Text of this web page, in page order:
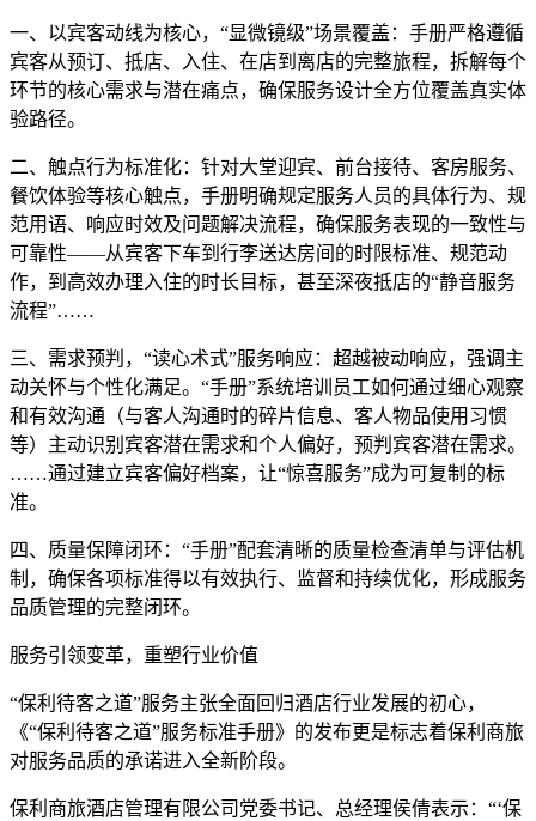
一、以宾客动线为核心，“显微镜级”场景覆盖：手册严格遵循
宾客从预订、抵店、入住、在店到离店的完整旅程，拆解每个
环节的核心需求与潜在痛点，确保服务设计全方位覆盖真实体
验路径。
二、触点行为标准化：针对大堂迎宾、前台接待、客房服务、
餐饮体验等核心触点，手册明确规定服务人员的具体行为、规
范用语、响应时效及问题解决流程，确保服务表现的一致性与
可靠性——从宾客下车到行李送达房间的时限标准、规范动
作，到高效办理入住的时长目标，甚至深夜抵店的“静音服务
流程”……
三、需求预判，“读心术式”服务响应：超越被动响应，强调主
动关怀与个性化满足。“手册”系统培训员工如何通过细心观察
和有效沟通（与客人沟通时的碎片信息、客人物品使用习惯
等）主动识别宾客潜在需求和个人偏好，预判宾客潜在需求。
……通过建立宾客偏好档案，让“惊喜服务”成为可复制的标
准。
四、质量保障闭环：“手册”配套清晰的质量检查清单与评估机
制，确保各项标准得以有效执行、监督和持续优化，形成服务
品质管理的完整闭环。
服务引领变革，重塑行业价值
“保利待客之道”服务主张全面回归酒店行业发展的初心，
《“保利待客之道”服务标准手册》的发布更是标志着保利商旅
对服务品质的承诺进入全新阶段。
保利商旅酒店管理有限公司党委书记、总经理侯倩表示：“‘保